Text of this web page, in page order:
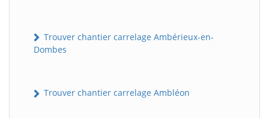
Trouver chantier carrelage Ambérieux-en-
Dombes
Trouver chantier carrelage Ambléon